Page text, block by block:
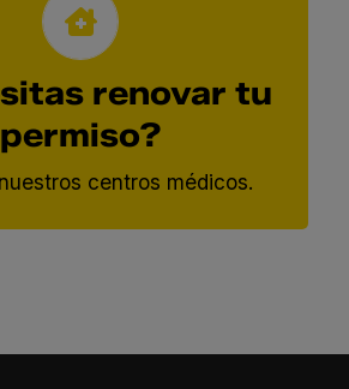
renovar tu
permiso?
centros médicos.
tu permiso en
centros
médicos
centros médicos